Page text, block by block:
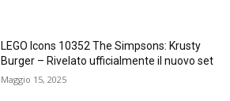
LEGO Icons 10352 The Simpsons: Krusty
Burger – Rivelato ufficialmente il nuovo set
Maggio 15, 2025